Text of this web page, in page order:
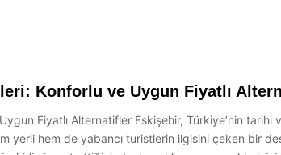
Konforlu ve Uygun Fiyatlı
Fiyatlı Alternatifler Eskişehir, Türkiye’nin
yerli hem de yabancı turistlerin ilgisini çeken bir